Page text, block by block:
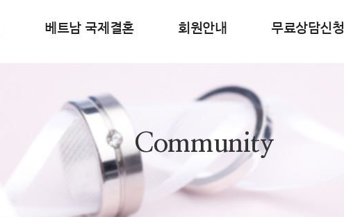
베트남 국제결혼 회원안내 무료상담신청
Community